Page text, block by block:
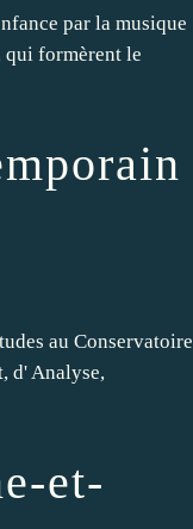
par la musique
qui formèrent le
au Conservatoire
d' Analyse,
et-